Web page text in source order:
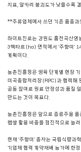
지표, 알카리 붕괴도가 낮을수록
**주류업체에서 쓰던 기존 품종과
하이트진로는 강원도 홍천곡산영
3헥타르(ha) 면적에서 ‘주향미’
계획이다.
농촌진흥청은 생육 단계별 현장
미곡종합처리장(RPC)과 협력해
공동 참여로 원료 안정성과 품질
만드는 것이 목표다.
농촌진흥청은 앞으로 증류주용
햅쌀 활용 비중을 점진적으로 늘
현재 ‘주향미’ 종자는 국립식량
기업체 협력 계약재배 농가에 한